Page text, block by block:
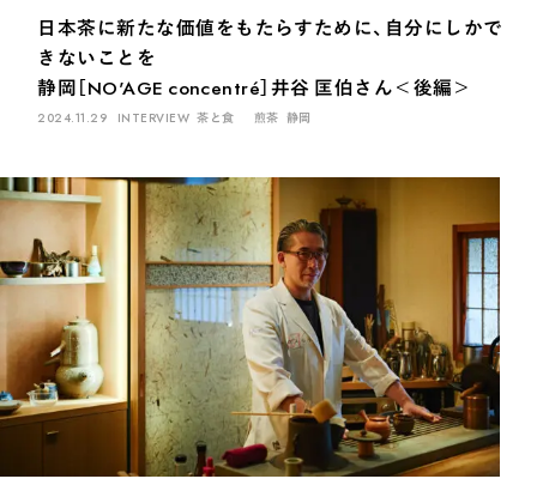
日本茶に新たな価値をもたらすために、自分にしかで
きないことを
静岡［NO'AGE concentré］井谷 匡伯さん＜後編＞
2024.11.29 INTERVIEW 茶と食 煎茶 静岡